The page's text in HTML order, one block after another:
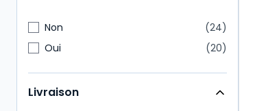
Non
24
Oui
20
Livraison